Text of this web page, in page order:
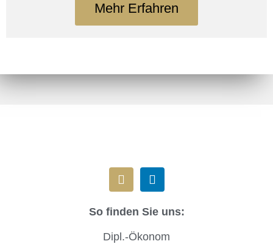
Mehr Erfahren
So finden Sie uns:
Dipl.-Ökonom